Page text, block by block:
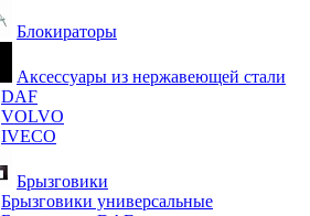
Блокираторы
Аксессуары из нержавеющей стали
DAF
VOLVO
IVECO
Брызговики
Брызговики универсальные